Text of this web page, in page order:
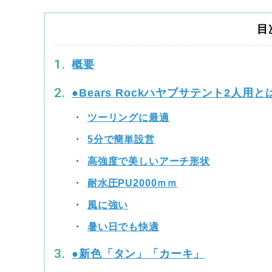
目
概要
●Bears Rockハヤブサテント2人用と
ツーリングに最適
5分で簡単設営
高強度で美しいアーチ形状
耐水圧PU2000ｍｍ
風に強い
暑い日でも快適
●新色「タン」「カーキ」